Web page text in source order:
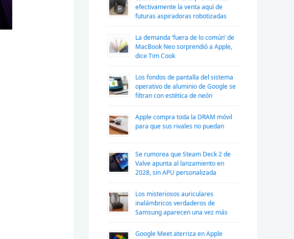
efectivamente la venta aquí de
futuras aspiradoras robotizadas
La demanda ‘fuera de lo común’ de
MacBook Neo sorprendió a Apple,
dice Tim Cook
Los fondos de pantalla del sistema
operativo de aluminio de Google se
filtran con estética de neón
Apple compra toda la DRAM móvil
para que sus rivales no puedan
Se rumorea que Steam Deck 2 de
Valve apunta al lanzamiento en
2028, sin APU personalizada
Los misteriosos auriculares
inalámbricos verdaderos de
Samsung aparecen una vez más
Google Meet aterriza en Apple